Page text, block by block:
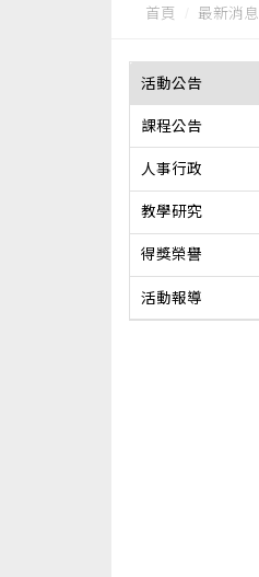
首頁 最新消息
活動公告
課程公告
人事行政
教學研究
得獎榮譽
活動報導